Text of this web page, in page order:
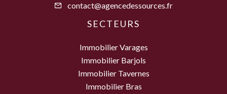
contact@agencedessources.fr
SECTEURS
Immobilier Varages
Immobilier Barjols
Immobilier Tavernes
Immobilier Bras